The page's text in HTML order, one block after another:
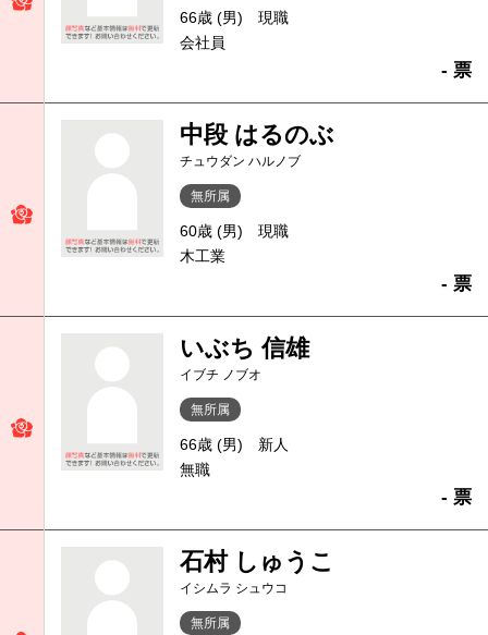
66歳 (男)
現職
会社員
- 票
中段 はるのぶ
チュウダン ハルノブ
無所属
60歳 (男)
現職
木工業
- 票
いぶち 信雄
イブチ ノブオ
無所属
66歳 (男)
新人
無職
- 票
石村 しゅうこ
イシムラ シュウコ
無所属